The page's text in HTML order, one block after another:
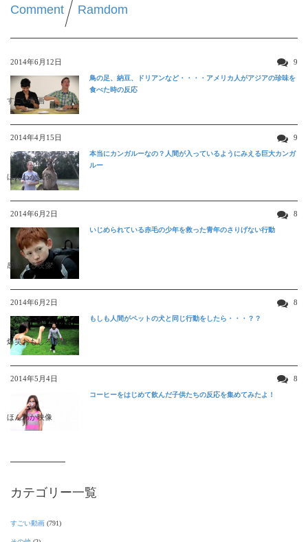
Comment Ramdom
2014年6月12日 9
すごい動画
鳥の足、納豆、ドリアンなど・・・・アメリカ人がアジアの珍味を
食べた時の反応
2014年4月15日 9
ほんわか映像
本当にカンガルーなの？人間が入っているようにみえる巨大カンガ
ルー
2014年6月2日 8
感動する映像
いじめられている赤毛の少年を救った青年のさりげない行動
2014年6月2日 8
爆笑おもしろ映像
もしも人間がペットの犬と同じ行動をしたら・・・？？
2014年5月4日 8
ほんわか映像
コーヒーをはじめて飲んだ子供たちの反応を集めてみたよ！
カテゴリー一覧
すごい動画 (791)